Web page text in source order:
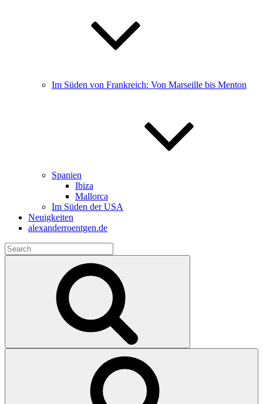
Im Süden von Frankreich: Von Marseille bis Menton
Spanien
Ibiza
Mallorca
Im Süden der USA
Neuigkeiten
alexanderroentgen.de
Search
for: